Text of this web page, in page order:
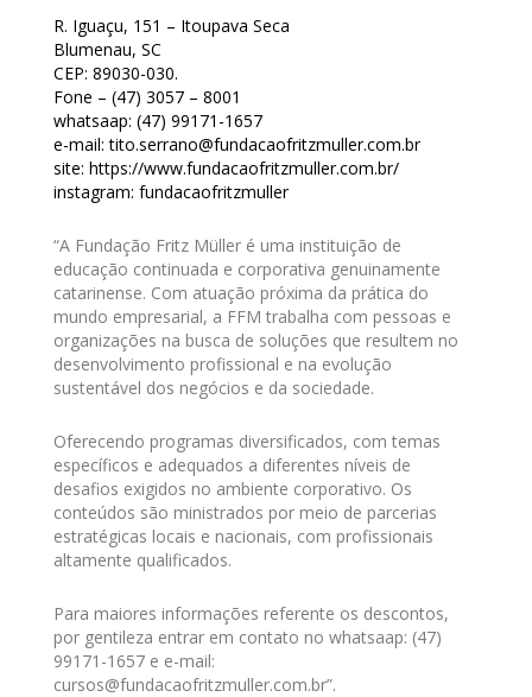
R. Iguaçu, 151 – Itoupava Seca
Blumenau, SC
CEP: 89030-030.
Fone – (47) 3057 – 8001
whatsaap: (47) 99171-1657
e-mail: tito.serrano@fundacaofritzmuller.com.br
site: https://www.fundacaofritzmuller.com.br/
instagram: fundacaofritzmuller
“A Fundação Fritz Müller é uma instituição de
educação continuada e corporativa genuinamente
catarinense. Com atuação próxima da prática do
mundo empresarial, a FFM trabalha com pessoas e
organizações na busca de soluções que resultem no
desenvolvimento profissional e na evolução
sustentável dos negócios e da sociedade.
Oferecendo programas diversificados, com temas
específicos e adequados a diferentes níveis de
desafios exigidos no ambiente corporativo. Os
conteúdos são ministrados por meio de parcerias
estratégicas locais e nacionais, com profissionais
altamente qualificados.
Para maiores informações referente os descontos,
por gentileza entrar em contato no whatsaap: (47)
99171-1657 e e-mail:
cursos@fundacaofritzmuller.com.br”.